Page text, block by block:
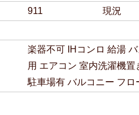
911 現況
楽器不可 IHコンロ 給湯
用 エアコン 室内洗濯機置
駐車場有 バルコニー フロ